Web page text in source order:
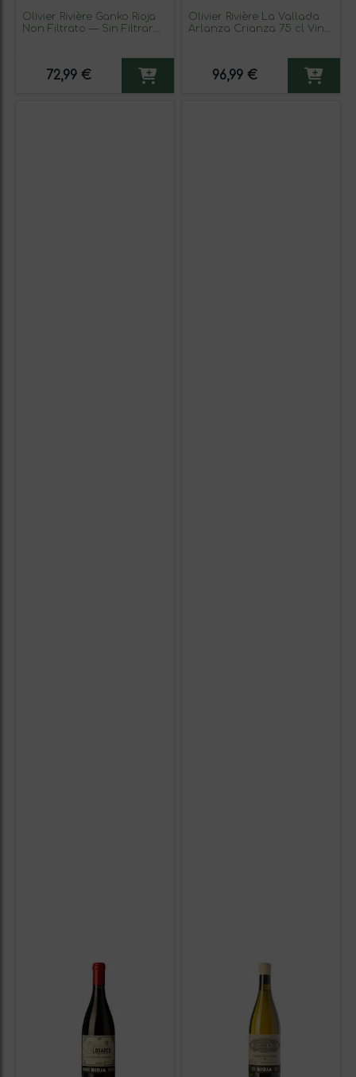
Olivier Rivière Ganko Rioja
Non Filtrato — Sin Filtrar
72,99 €
Olivier Rivière La Vallada
Arlanza Crianza 75 cl Vino
96,99 €